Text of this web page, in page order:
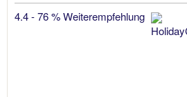
4.4 - 76 % Weiterempfehlung